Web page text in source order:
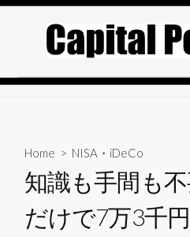
コ
ツ
Home > NISA・iDeCo
知識も手間も
だけで7万3千